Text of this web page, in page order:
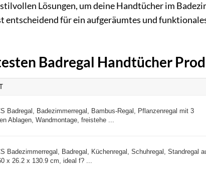
Lösungen, um deine Handtücher im
entscheidend für ein aufgeräumtes und
Badregal Handtücher
Badregal, Badezimmerregal, Bambus-Regal, Pflanzenregal mit 3
Ablagen, Wandmontage, freistehe ...
Badezimmerregal, Badregal, Küchenregal, Schuhregal, Standregal
x 26.2 x 130.9 cm, ideal f? ...